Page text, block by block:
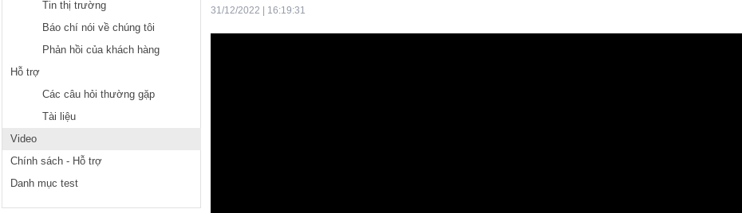
Tin thị trường
Báo chí nói về chúng tôi
Phản hồi của khách hàng
Hỗ trợ
Các câu hỏi thường gặp
Tài liệu
Video
Chính sách - Hỗ trợ
Danh mục test
31/12/2022 | 16:19:31